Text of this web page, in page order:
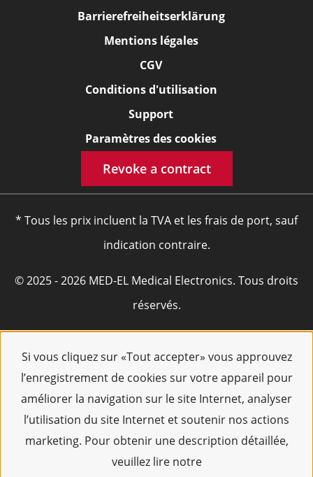
Si vous cliquez sur «Tout accepter» vous approuvez
l’enregistrement de cookies sur votre appareil pour
améliorer la navigation sur le site Internet, analyser
l’utilisation du site Internet et soutenir nos actions
marketing. Pour obtenir une description détaillée,
veuillez lire notre
Barrierefreiheitserklärung
Mentions légales
CGV
Conditions d'utilisation
Support
Paramètres des cookies
Revoke a contract
* Tous les prix incluent la TVA et les frais de port, sauf
indication contraire.
© 2025 - 2026 MED-EL Medical Electronics. Tous droits
réservés.